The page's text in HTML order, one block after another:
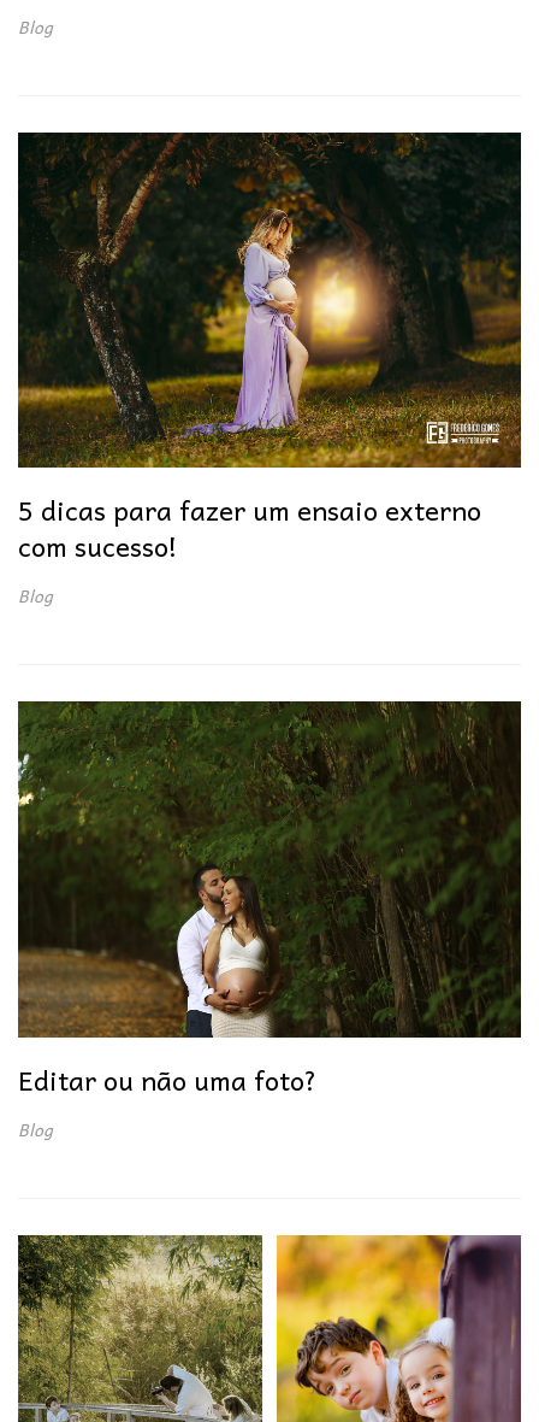
Blog
5 dicas para fazer um ensaio externo
com sucesso!
Blog
Editar ou não uma foto?
Blog